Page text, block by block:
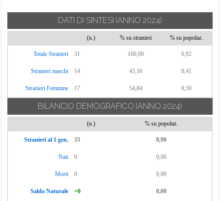
DATI DI SINTESI (ANNO 2024)
(n.) % su stranieri % su popolaz.
Totale Stranieri 31 100,00 0,92
Stranieri maschi 14 45,16 0,41
Stranieri Femmine 17 54,84 0,50
BILANCIO DEMOGRAFICO (ANNO 2024)
(n.) % su popolaz.
Stranieri al 1 gen. 33 0,98
Nati 0 0,00
Morti 0 0,00
Saldo Naturale +0 0,00